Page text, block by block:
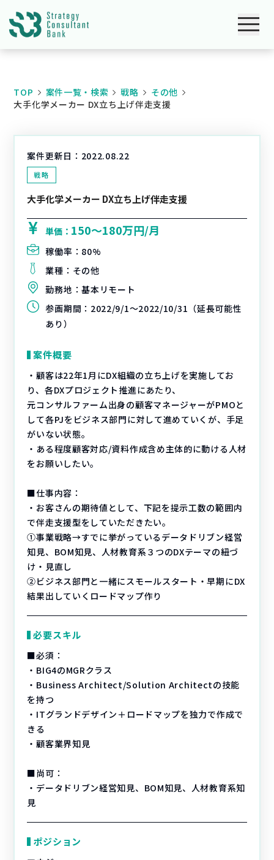
TOP 案件一覧・検索 戦略
その他
大手化学メーカー DX立ち上げ伴走支援
案件更新日： 2022.08.22
戦略
大手化学メーカー DX立ち上げ伴走支援
単価： 150〜180万円/月
稼働率： 80%
業種： その他
勤務地：基本リモート
参画期間： 2022/9/1～2022/10/31（延長可能性
あり）
案件概要
・顧客は22年1月にDX組織の立ち上げを実施してお
り、各DXプロジェクト推進にあたり、
元コンサルファーム出身の顧客マネージャーがPMOと
して各PJをビジネス部門に対して進めていくが、手足
がいない状態。
・ある程度顧客対応/資料作成含め主体的に動ける人材
をお願いしたい。
■仕事内容：
・お客さんの期待値として、下記を提示工数の範囲内
で伴走支援型をしていただきたい。
①事業戦略→すでに挙がっているデータドリブン経営
知見、BOM知見、人材教育系３つのDXテーマの紐づ
け・見直し
②ビジネス部門と一緒にスモールスタート・早期にDX
結果出していくロードマップ作り
必要スキル
■必須：
・BIG4のMGRクラス
・Business Architect/Solution Architectの技能
を持つ
・ITグランドデザイン＋ロードマップを独力で作成で
きる
・顧客業界知見
■尚可：
・データドリブン経営知見、BOM知見、人材教育系知
見
ポジション